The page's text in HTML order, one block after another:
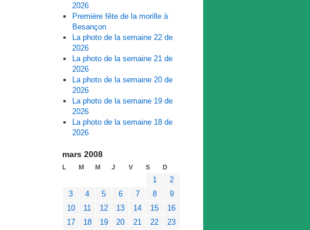
2026
Première fête de la morille à
Besançon
La photo de la semaine 22 de
2026
La photo de la semaine 21 de
2026
La photo de la semaine 20 de
2026
La photo de la semaine 19 de
2026
La photo de la semaine 18 de
2026
mars 2008
L M M J V S D
1
2
3
4 5 6 7 8
9
10
11 12 13 14 15
16
17
18 19 20 21 22 23